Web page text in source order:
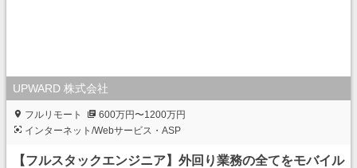
UPWARD 株式会社
フルリモート
600万円〜1200万円
インターネット/Webサービス・ASP
【フルスタックエンジニア】外回り業務の全てをモバイル